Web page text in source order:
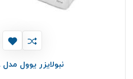
نبولایزر یوول مدل 405A